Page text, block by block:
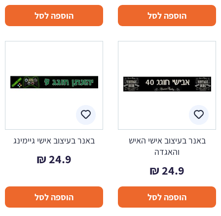
הוספה לסל
היה:
24.9 ₪.
הוא:
19.9 ₪.
הוספה לסל
באנר בעיצוב אישי האיש
והאגדה
24.9
₪
הוספה לסל
באנר בעיצוב אישי גיימינג
24.9
₪
הוספה לסל